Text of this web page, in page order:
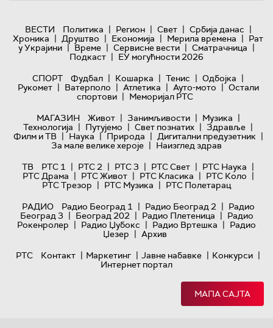
ВЕСТИ Политика | Регион | Свет | Србија данас |
Хроника | Друштво | Економија | Мерила времена | Рат
у Украјини | Време | Сервисне вести | Сматрачница |
Подкаст | ЕУ могућности 2026
СПОРТ
Фудбал | Кошарка | Тенис | Одбојка |
Рукомет | Ватерполо | Атлетика | Ауто-мото | Остали
спортови | Меморијал РТС
МАГАЗИН
Живот | Занимљивости | Музика |
Технологијa | Путујемо | Свет познатих | Здравље |
Филм и ТВ | Наука | Природа | Дигитални предузетник |
За мале велике хероје | Наизглед здрав
ТВ
РТС 1 | РТС 2 | РТС 3 | РТС Свет | РТС Наука |
РТС Драма | РТС Живот | РТС Класика | РТС Коло |
РТС Трезор | РТС Музика | РТС Полетарац
РАДИО
Радио Београд 1 | Радио Београд 2 | Радио
Београд 3 | Београд 202 | Радио Плетеница | Радио
Рокенролер | Радио Џубокс | Радио Вртешка | Радио
Џезер | Архив
РТС
Контакт | Маркетинг | Јавне набавке | Конкурси |
Интернет портал
МАПА САЈТА